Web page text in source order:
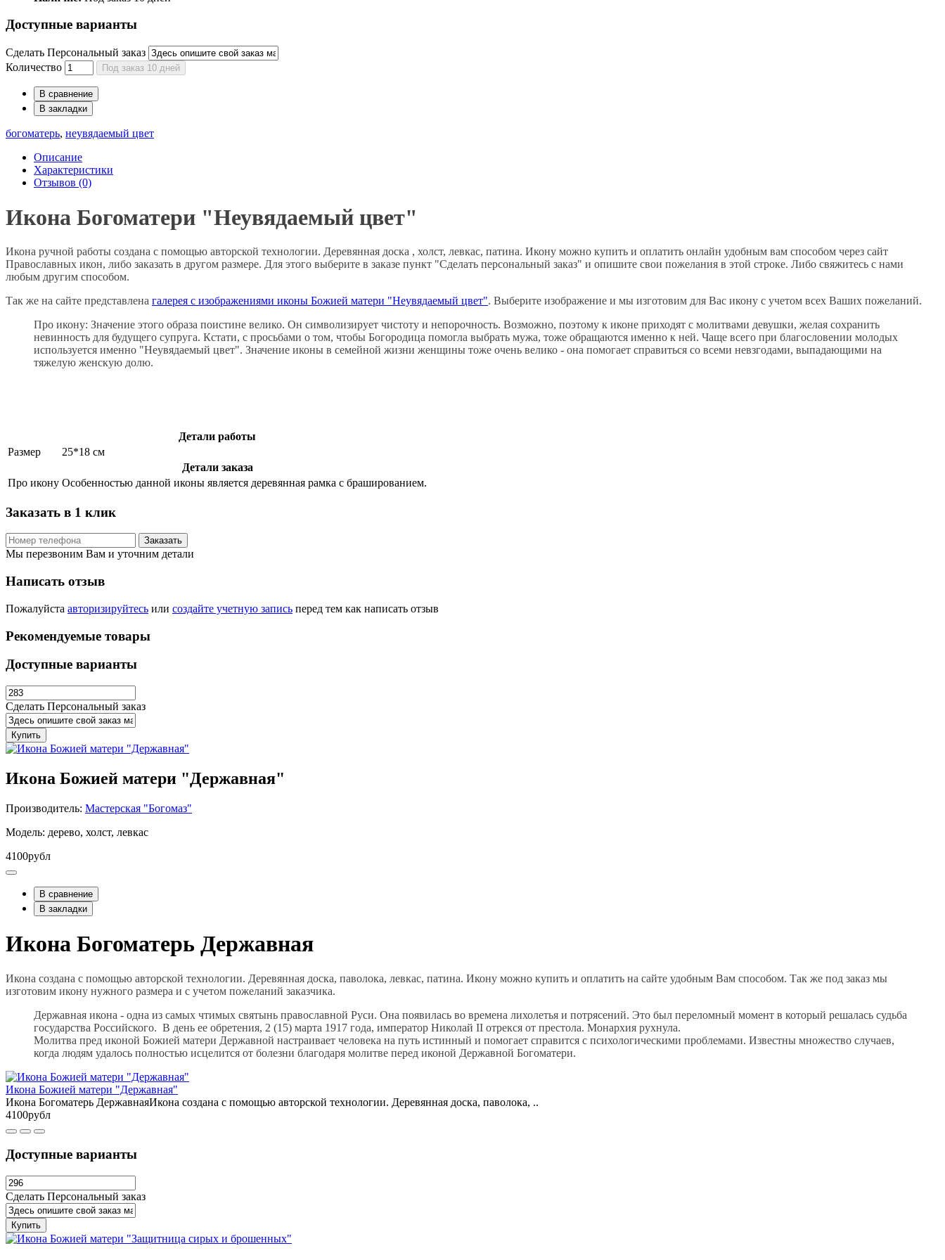
Доступные варианты
Сделать Персональный заказ
Количество
Под заказ 10 дней
В сравнение
В закладки
богоматерь, неувядаемый цвет
Описание
Характеристики
Отзывов (0)
Икона Богоматери "Неувядаемый цвет"
Икона ручной работы создана с помощью авторской технологии. Деревянная доска , холст, левкас, патина. Икону можно купить и оплатить онлайн удобным вам способом через сайт
Православных икон, либо заказать в другом размере. Для этого выберите в заказе пункт "Сделать персональный заказ" и опишите свои пожелания в этой строке. Либо свяжитесь с нами
любым другим способом.
Так же на сайте представлена галерея с изображениями иконы Божией матери "Неувядаемый цвет". Выберите изображение и мы изготовим для Вас икону с учетом всех Ваших пожеланий.
Про икону: Значение этого образа поистине велико. Он символизирует чистоту и непорочность. Возможно, поэтому к иконе приходят с молитвами девушки, желая сохранить
невинность для будущего супруга. Кстати, с просьбами о том, чтобы Богородица помогла выбрать мужа, тоже обращаются именно к ней. Чаще всего при благословении молодых
используется именно "Неувядаемый цвет". Значение иконы в семейной жизни женщины тоже очень велико - она помогает справиться со всеми невзгодами, выпадающими на
тяжелую женскую долю.
Детали работы
Размер
25*18 см
Детали заказа
Про икону Особенностью данной иконы является деревянная рамка с брашированием.
Заказать в 1 клик
Заказать
Мы перезвоним Вам и уточним детали
Написать отзыв
Пожалуйста авторизируйтесь или создайте учетную запись перед тем как написать отзыв
Рекомендуемые товары
Доступные варианты
Сделать Персональный заказ
Купить
Икона Божией матери "Державная"
Производитель: Мастерская "Богомаз"
Модель: дерево, холст, левкас
4100рубл
В сравнение
В закладки
Икона Богоматерь Державная
Икона создана с помощью авторской технологии. Деревянная доска, паволока, левкас, патина. Икону можно купить и оплатить на сайте удобным Вам способом. Так же под заказ мы
изготовим икону нужного размера и с учетом пожеланий заказчика.
Державная икона - одна из самых чтимых святынь православной Руси. Она появилась во времена лихолетья и потрясений. Это был переломный момент в который решалась судьба
государства Российского. В день ее обретения, 2 (15) марта 1917 года, император Николай II отрекся от престола. Монархия рухнула.
Молитва пред иконой Божией матери Державной настраивает человека на путь истинный и помогает справится с психологическими проблемами. Известны множество случаев,
когда людям удалось полностью исцелится от болезни благодаря молитве перед иконой Державной Богоматери.
Икона Божией матери "Державная"
Икона Богоматерь ДержавнаяИкона создана с помощью авторской технологии. Деревянная доска, паволока, ..
4100рубл
Доступные варианты
Сделать Персональный заказ
Купить